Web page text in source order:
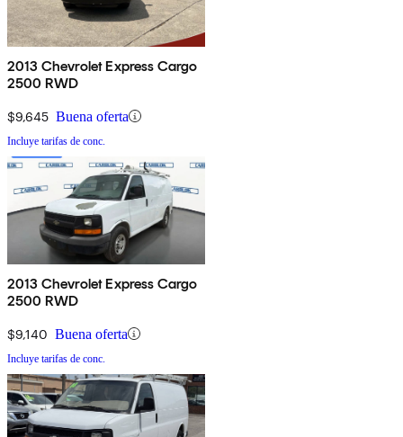
2013 Chevrolet Express Cargo
2500 RWD
$9,645 Buena oferta
Incluye tarifas de conc.
2013 Chevrolet Express Cargo
2500 RWD
$9,140 Buena oferta
Incluye tarifas de conc.